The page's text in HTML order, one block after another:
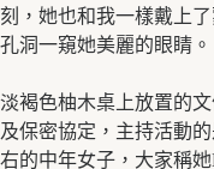
刻，她也和我一樣戴上
孔洞一窺她美麗的眼睛。
淡褐色柚木桌上放置的
及保密協定，主持活動
右的中年女子，大家稱